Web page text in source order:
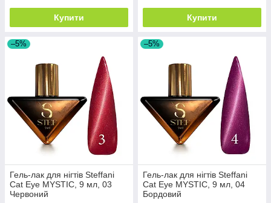
Купити Купити
–5%
Гель-лак для нігтів Steffani
Cat Eye MYSTIC, 9 мл, 03
Червоний
–5%
Гель-лак для нігтів Steffani
Cat Eye MYSTIC, 9 мл, 04
Бордовий